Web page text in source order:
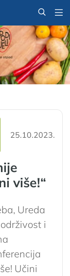
@
25.10.2023.
više!“
Ureda
i
Učini